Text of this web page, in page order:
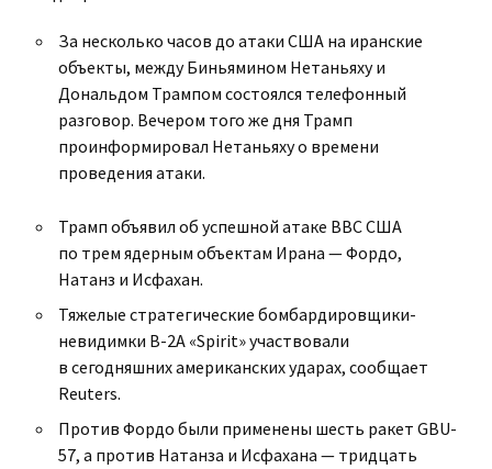
За несколько часов до атаки США на иранские
объекты, между Биньямином Нетаньяху и
Дональдом Трампом состоялся телефонный
разговор. Вечером того же дня Трамп
проинформировал Нетаньяху о времени
проведения атаки.
Трамп объявил об успешной атаке ВВС США
по трем ядерным объектам Ирана — Фордо,
Натанз и Исфахан.
Тяжелые стратегические бомбардировщики-
невидимки B-2A «Spirit» участвовали
в сегодняшних американских ударах, сообщает
Reuters.
Против Фордо были применены шесть ракет GBU-
57, а против Натанза и Исфахана — тридцать